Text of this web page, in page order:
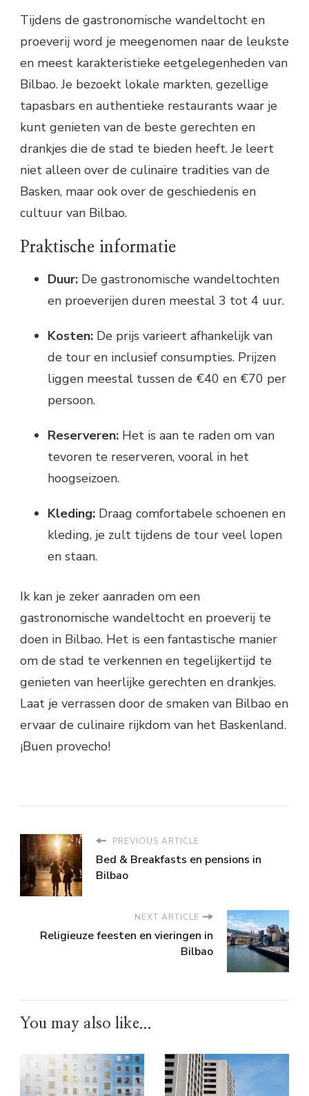
Tijdens de gastronomische wandeltocht en
proeverij word je meegenomen naar de leukste
en meest karakteristieke eetgelegenheden van
Bilbao. Je bezoekt lokale markten, gezellige
tapasbars en authentieke restaurants waar je
kunt genieten van de beste gerechten en
drankjes die de stad te bieden heeft. Je leert
niet alleen over de culinaire tradities van de
Basken, maar ook over de geschiedenis en
cultuur van Bilbao.
Praktische informatie
Duur: De gastronomische wandeltochten
en proeverijen duren meestal 3 tot 4 uur.
Kosten: De prijs varieert afhankelijk van
de tour en inclusief consumpties. Prijzen
liggen meestal tussen de €40 en €70 per
persoon.
Reserveren: Het is aan te raden om van
tevoren te reserveren, vooral in het
hoogseizoen.
Kleding: Draag comfortabele schoenen en
kleding, je zult tijdens de tour veel lopen
en staan.
Ik kan je zeker aanraden om een
gastronomische wandeltocht en proeverij te
doen in Bilbao. Het is een fantastische manier
om de stad te verkennen en tegelijkertijd te
genieten van heerlijke gerechten en drankjes.
Laat je verrassen door de smaken van Bilbao en
ervaar de culinaire rijkdom van het Baskenland.
¡Buen provecho!
PREVIOUS ARTICLE
Bed & Breakfasts en pensions in
Bilbao
NEXT ARTICLE
Religieuze feesten en vieringen in
Bilbao
You may also like...